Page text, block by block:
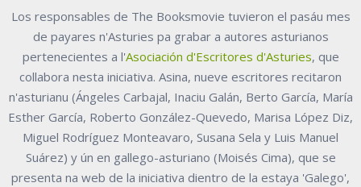
Los responsables de The Booksmovie tuvieron el pasáu mes
de payares n'Asturies pa grabar a autores asturianos
pertenecientes a l'Asociación d'Escritores d'Asturies, que
collabora nesta iniciativa. Asina, nueve escritores recitaron
n'asturianu (Ángeles Carbajal, Inaciu Galán, Berto García, María
Esther García, Roberto González-Quevedo, Marisa López Diz,
Miguel Rodríguez Monteavaro, Susana Sela y Luis Manuel
Suárez) y ún en gallego-asturiano (Moisés Cima), que se
presenta na web de la iniciativa dientro de la estaya 'Galego',